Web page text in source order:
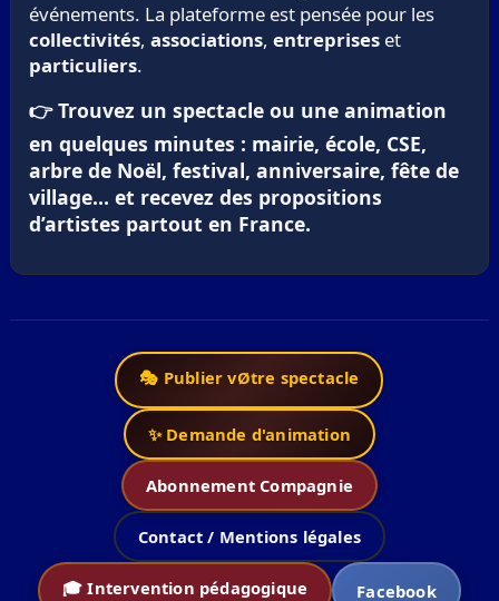
événements. La plateforme est pensée pour les
collectivités, associations, entrepriseset
particuliers.
👉 Trouvez un spectacle ou une animation
en quelques minutes : mairie, école, CSE,
arbre de Noël, festival, anniversaire, fête de
village… et recevez des propositions
d’artistes partout en France.
🎭 Publier vØtre spectacle
✨ Demande d'animation
Abonnement Compagnie
Contact / Mentions légales
🎓 Intervention pédagogique Facebook